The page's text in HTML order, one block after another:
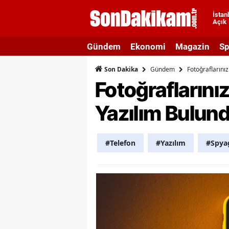
Açık
Gündem Ekonomi Magazin
Son Dakika Gündem
Yazılım
#Telefon #Yazılım